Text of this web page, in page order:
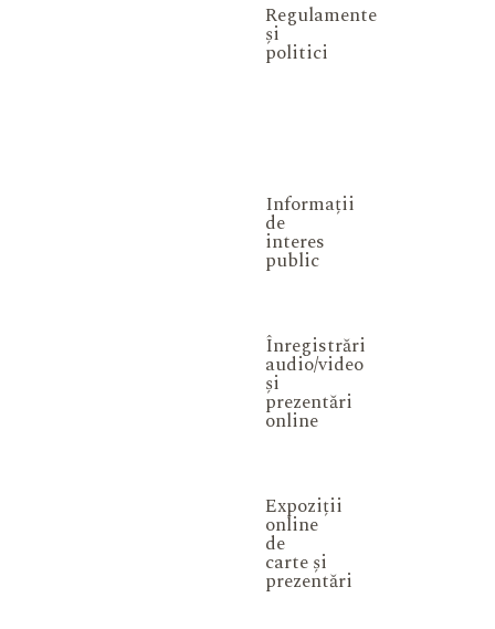
Regulamente
și
politici
Informații
de
interes
public
Înregistrări
audio/video
și
prezentări
online
Expoziții
online
de
carte și
prezentări